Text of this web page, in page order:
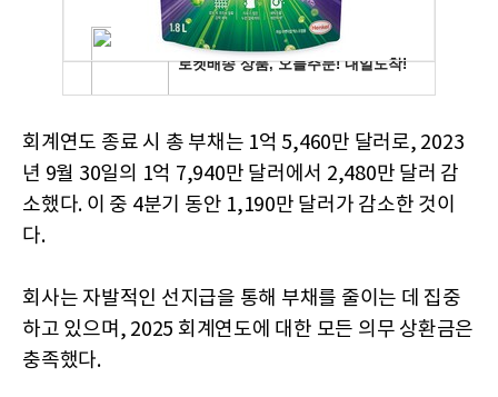
회계연도 종료 시 총 부채는 1억 5,460만 달러로, 2023
년 9월 30일의 1억 7,940만 달러에서 2,480만 달러 감
소했다. 이 중 4분기 동안 1,190만 달러가 감소한 것이
다.
회사는 자발적인 선지급을 통해 부채를 줄이는 데 집중
하고 있으며, 2025 회계연도에 대한 모든 의무 상환금은
충족했다.